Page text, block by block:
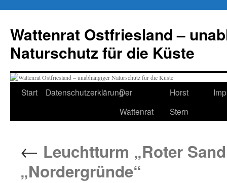
springen
Wattenrat Ostfriesland –
Naturschutz für die Küste
Start DatenschutzerklärungDer
Wattenrat
Horst
Stern
← Leuchtturm „Roter
„Nordergründe“